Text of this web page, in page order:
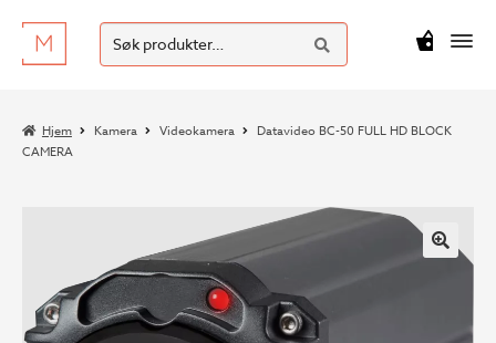
Hopp
til
Hopp
til
Søk
etter:
SØK
kr0
Hjem Kamera Videokamera
Datavideo BC-50 FULL HD BLOCK
CAMERA